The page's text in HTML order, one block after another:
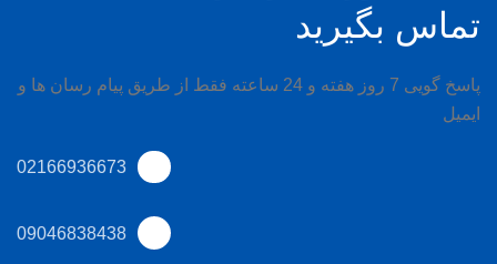
تماس بگیرید
پاسخ گویی 7 روز هفته و 24 ساعته فقط از طریق پیام رسان ها و
ایمیل
02166936673
09046838438